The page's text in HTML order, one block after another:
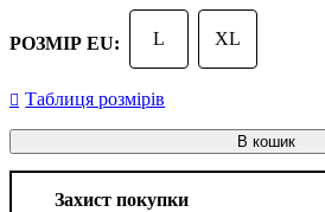
РОЗМІР EU: L XL
Таблиця розмірів
В кошик
Захист покупки